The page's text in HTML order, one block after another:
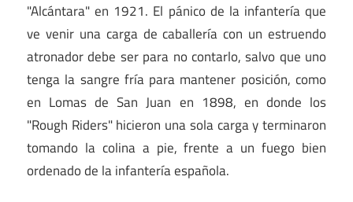
"Alcántara" en 1921. El pánico de la infantería que
ve venir una carga de caballería con un estruendo
atronador debe ser para no contarlo, salvo que uno
tenga la sangre fría para mantener posición, como
en Lomas de San Juan en 1898, en donde los
"Rough Riders" hicieron una sola carga y terminaron
tomando la colina a pie, frente a un fuego bien
ordenado de la infantería española.